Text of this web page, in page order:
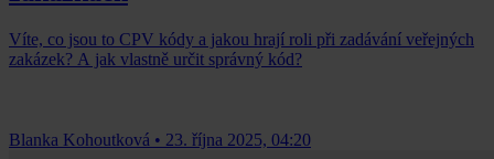
Víte, co jsou to CPV kódy a jakou hrají roli při zadávání veřejných
zakázek? A jak vlastně určit správný kód?
Blanka Kohoutková • 23. října 2025, 04:20